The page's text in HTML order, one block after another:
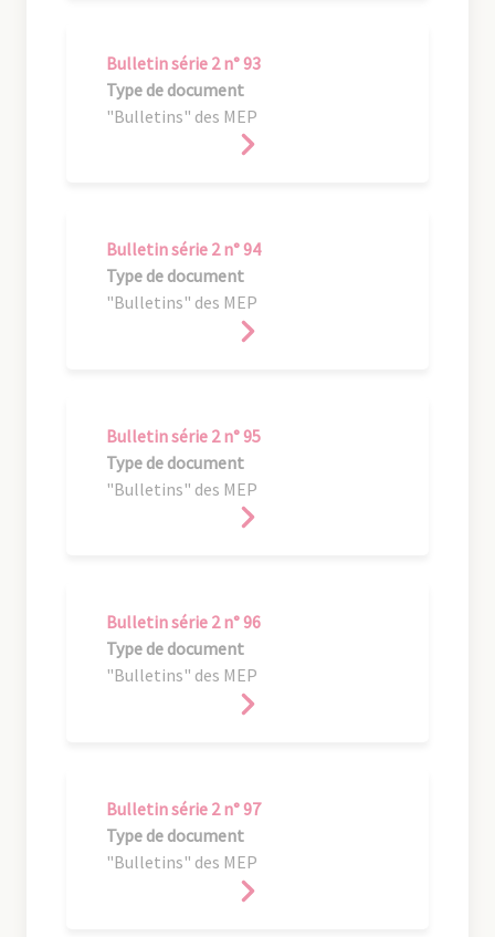
Bulletin série 2 n° 93
Type de document
"Bulletins" des MEP
Bulletin série 2 n° 94
Type de document
"Bulletins" des MEP
Bulletin série 2 n° 95
Type de document
"Bulletins" des MEP
Bulletin série 2 n° 96
Type de document
"Bulletins" des MEP
Bulletin série 2 n° 97
Type de document
"Bulletins" des MEP